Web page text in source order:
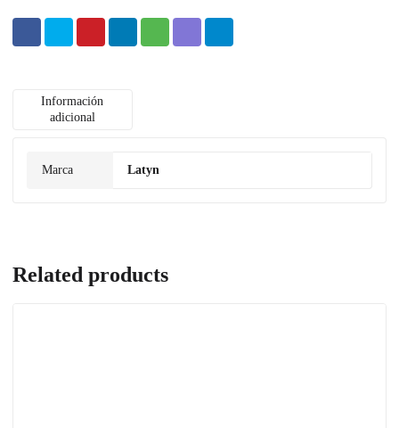
Información
adicional
Marca Latyn
Related products